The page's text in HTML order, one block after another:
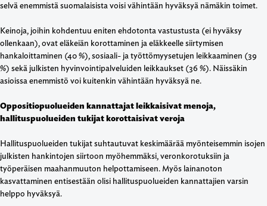
selvä enemmistä suomalaisista voisi vähintään hyväksyä nämäkin toimet.
Keinoja, joihin kohdentuu eniten ehdotonta vastustusta (ei hyväksy
ollenkaan), ovat eläkeiän korottaminen ja eläkkeelle siirtymisen
hankaloittaminen (40 %), sosiaali- ja työttömyysetujen leikkaaminen (39
%) sekä julkisten hyvinvointipalveluiden leikkaukset (36 %). Näissäkin
asioissa enemmistö voi kuitenkin vähintään hyväksyä ne.
Oppositiopuolueiden kannattajat leikkaisivat menoja,
hallituspuolueiden tukijat korottaisivat veroja
Hallituspuolueiden tukijat suhtautuvat keskimäärää myönteisemmin isojen
julkisten hankintojen siirtoon myöhemmäksi, veronkorotuksiin ja
työperäisen maahanmuuton helpottamiseen. Myös lainanoton
kasvattaminen entisestään olisi hallituspuolueiden kannattajien varsin
helppo hyväksyä.